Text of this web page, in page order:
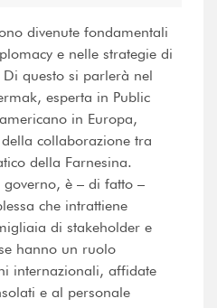
divenute fondamentali
e nelle strategie di
questo si parlerà nel
esperta in Public
in Europa,
collaborazione tra
della Farnesina.
è – di fatto –
che intrattiene
di stakeholder e
hanno un ruolo
internazionali, affidate
e al personale